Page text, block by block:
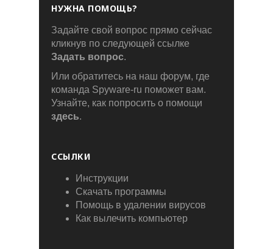
НУЖНА ПОМОЩЬ?
Задайте свой вопрос прямо сейчас
кликнув по следующей ссылке
Задать вопрос.
Или обратитесь на наш форум, где
команда Spyware-ru поможет вам.
Узнайте, как попросить о помощи
здесь.
ССЫЛКИ
Инструкции
Скачать программы
Помощь в удалении вирусов
Как вылечить компьютер